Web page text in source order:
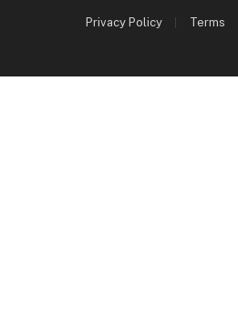
Privacy Policy Terms